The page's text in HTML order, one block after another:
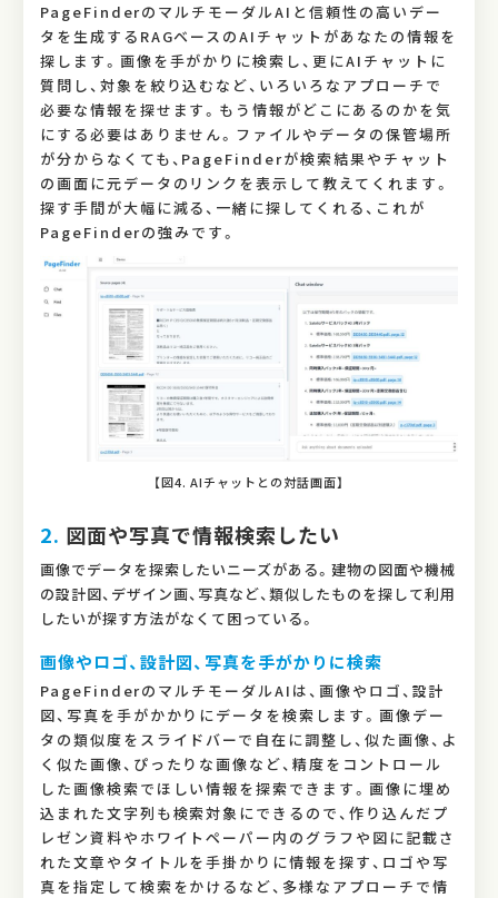
PageFinderのマルチモーダルAIと信頼性の高いデー
タを生成するRAGベースのAIチャットがあなたの情報を
探します。画像を手がかりに検索し、更にAIチャットに
質問し、対象を絞り込むなど、いろいろなアプローチで
必要な情報を探せます。もう情報がどこにあるのかを気
にする必要はありません。ファイルやデータの保管場所
が分からなくても、PageFinderが検索結果やチャット
の画面に元データのリンクを表示して教えてくれます。
探す手間が大幅に減る、一緒に探してくれる、これが
PageFinderの強みです。
【図4. AIチャットとの対話画面】
2. 図面や写真で情報検索したい
画像でデータを探索したいニーズがある。建物の図面や機械
の設計図、デザイン画、写真など、類似したものを探して利用
したいが探す方法がなくて困っている。
画像やロゴ、設計図、写真を手がかりに検索
PageFinderのマルチモーダルAIは、画像やロゴ、設計
図、写真を手がかかりにデータを検索します。画像デー
タの類似度をスライドバーで自在に調整し、似た画像、よ
く似た画像、ぴったりな画像など、精度をコントロール
した画像検索でほしい情報を探索できます。画像に埋め
込まれた文字列も検索対象にできるので、作り込んだプ
レゼン資料やホワイトペーパー内のグラフや図に記載さ
れた文章やタイトルを手掛かりに情報を探す、ロゴや写
真を指定して検索をかけるなど、多様なアプローチで情